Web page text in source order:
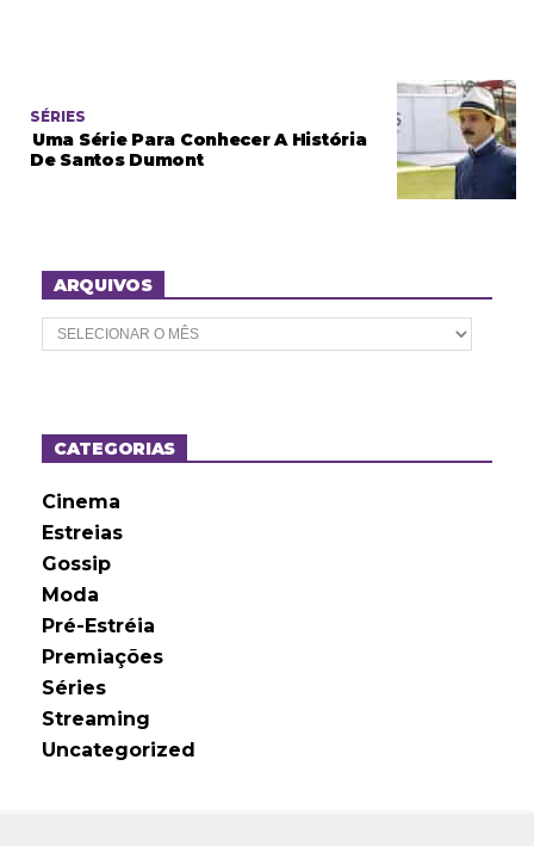
SÉRIES
Uma Série Para Conhecer A História
De Santos Dumont
ARQUIVOS
A
r
o
sCATEGORIAS
Cinema
Estreias
Gossip
Moda
Pré-Estréia
Premiações
Séries
Streaming
Uncategorized